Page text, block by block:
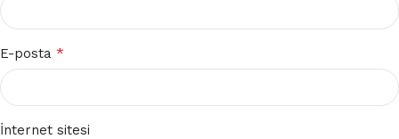
E-posta *
İnternet sitesi